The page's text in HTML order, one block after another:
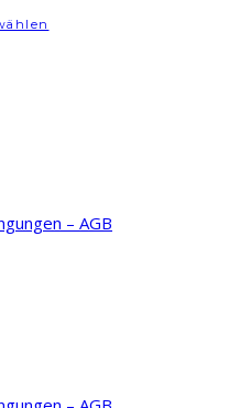
Produktseite
Optionen
Optionen
– AGB